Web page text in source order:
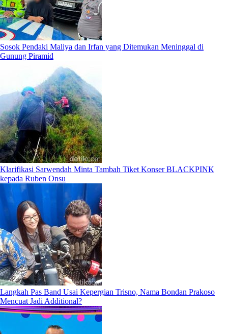
Sosok Pendaki Maliya dan Irfan yang Ditemukan Meninggal di
Gunung Piramid
Klarifikasi Sarwendah Minta Tambah Tiket Konser BLACKPINK
kepada Ruben Onsu
Langkah Pas Band Usai Kepergian Trisno, Nama Bondan Prakoso
Mencuat Jadi Additional?